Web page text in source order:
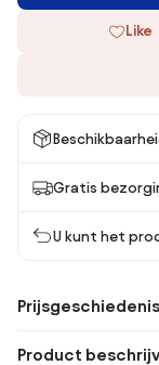
Like
Gratis
U kunt het
Prijsgeschiedenis
Product